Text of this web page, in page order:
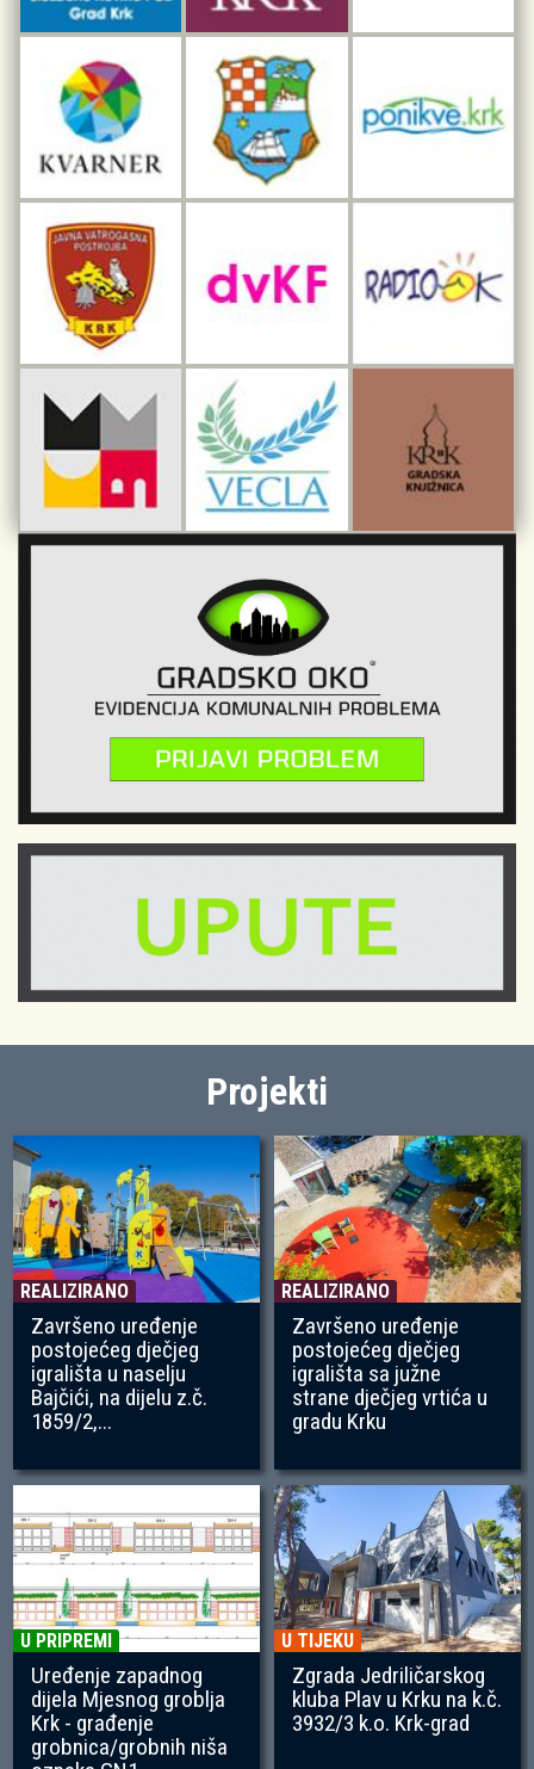
Projekti
REALIZIRANO
Završeno uređenje
postojećeg dječjeg
igrališta u naselju
Bajčići, na dijelu z.č.
1859/2,...
REALIZIRANO
Završeno uređenje
postojećeg dječjeg
igrališta sa južne
strane dječjeg vrtića u
gradu Krku
U PRIPREMI
Uređenje zapadnog
dijela Mjesnog groblja
Krk - građenje
grobnica/grobnih niša
U TIJEKU
Zgrada Jedriličarskog
kluba Plav u Krku na k.č.
3932/3 k.o. Krk-grad